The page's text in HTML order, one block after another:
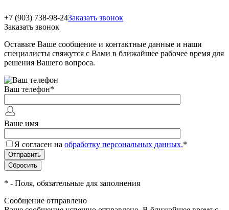
+7 (903) 738-98-24Заказать звонок
Заказать звонок
Оставьте Ваше сообщение и контактные данные и наши
специалисты свяжутся с Вами в ближайшее рабочее время для
решения Вашего вопроса.
Ваш телефон*
Ваше имя
Я согласен на обработку персональных данных.*
* - Поля, обязательные для заполнения
Сообщение отправлено